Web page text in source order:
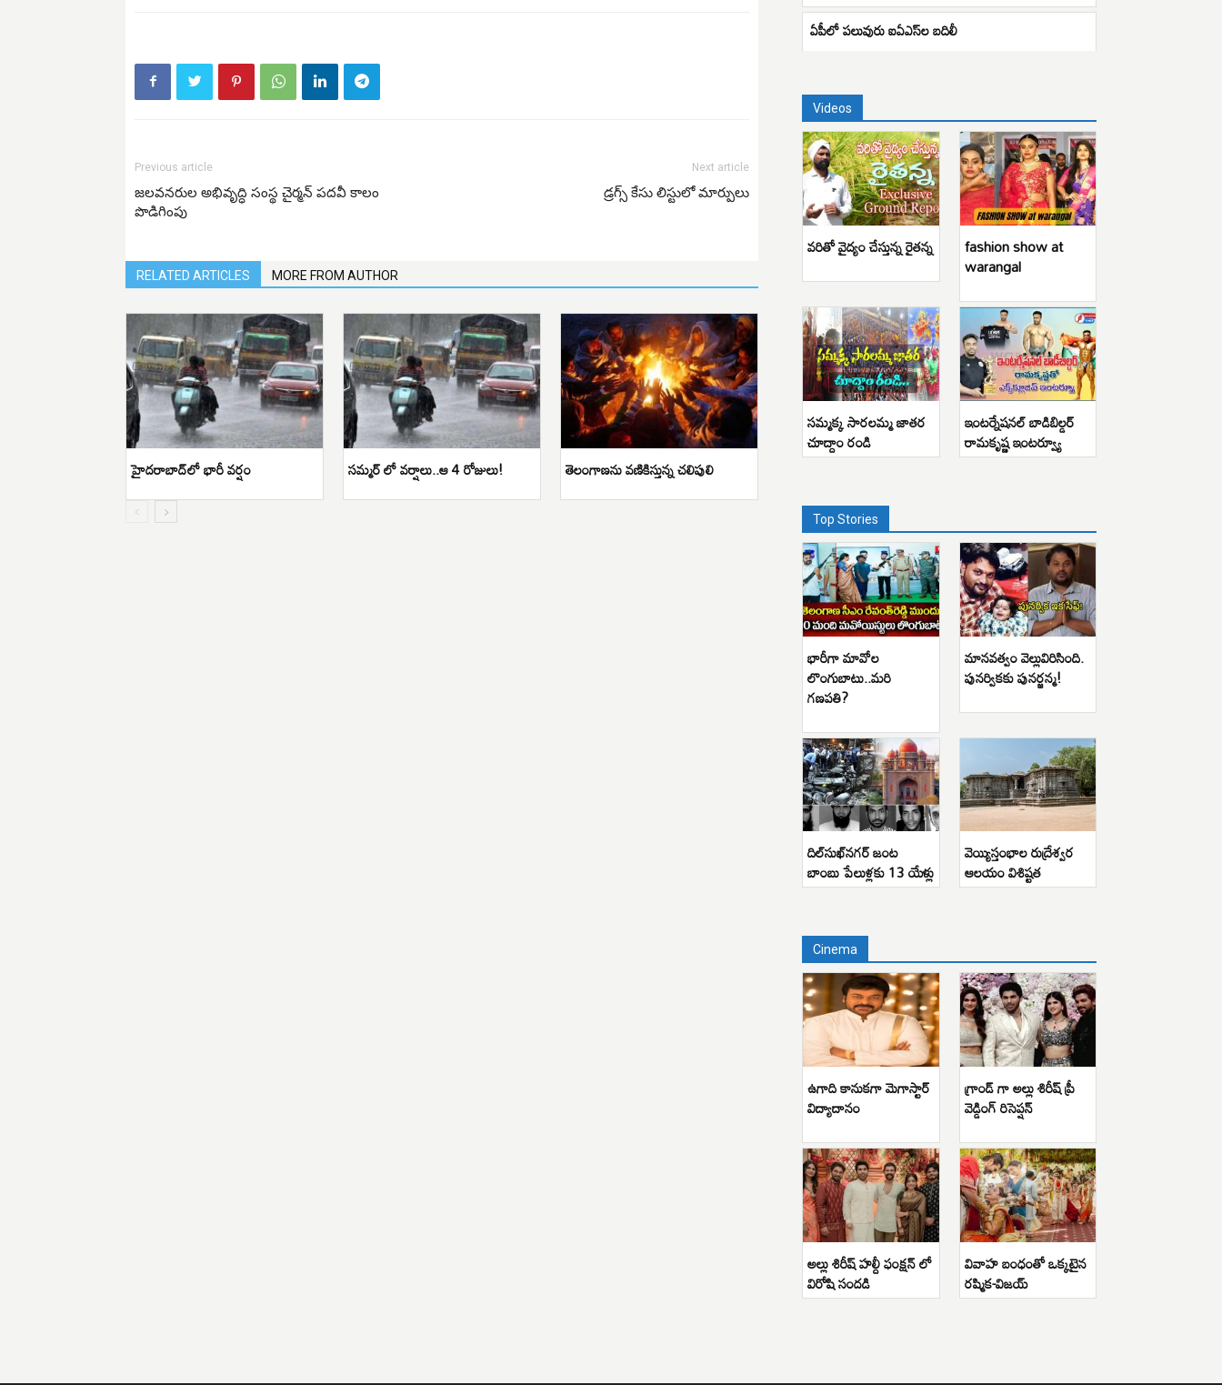
Previous article
జలవనరుల అభివృద్ధి సంస్థ చైర్మన్ పదవీ కాలం
పొడిగింపు
Next article
డ్రగ్స్ కేసు లిస్టులో మార్పులు
RELATED ARTICLES MORE FROM AUTHOR
హైదరాబాద్‌లో భారీ వర్షం సమ్మర్ లో వర్షాలు..ఆ 4 రోజులు! తెలంగాణను వణికిస్తున్న చలిపులి
ఏపీలో పలువురు ఐఏఎస్​ల బదిలీ
Videos
వరితో వైద్యం చేస్తున్న రైతన్న fashion show at
warangal
సమ్మక్క సారలమ్మ జాతర
చూద్దాం రండి
ఇంటర్నేషనల్ బాడిబిల్డర్
రామకృష్ణ ఇంటర్వ్యూ
Top Stories
భారీగా మావోల
లొంగుబాటు..మరి
గణపతి?
మానవత్వం వెల్లువిరిసింది.
పునర్వికకు పునర్జన్మ!
దిల్‌సుఖ్‌నగర్ జంట
బాంబు పేలుళ్లకు 13 యేళ్లు
వెయ్యిస్తంభాల రుద్రేశ్వర
ఆలయం విశిష్టత
Cinema
ఉగాది కానుకగా మెగాస్టార్
విద్యాదానం
గ్రాండ్ గా అల్లు శిరీష్ ప్రీ
వెడ్డింగ్ రిసెప్షన్
అల్లు శిరీష్ హల్దీ ఫంక్షన్ లో
విరోషి సందడి
వివాహ బంధంతో ఒక్కటైన
రష్మిక-విజయ్